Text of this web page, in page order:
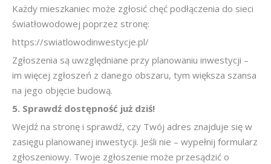
Każdy mieszkaniec może zgłosić chęć podłączenia do sieci
światłowodowej poprzez stronę:
https://swiatlowodinwestycje.pl/
Zgłoszenia są uwzględniane przy planowaniu inwestycji –
im więcej zgłoszeń z danego obszaru, tym większa szansa
na jego objęcie budową.
5. Sprawdź dostępność już dziś!
Wejdź na stronę i sprawdź, czy Twój adres znajduje się w
zasięgu planowanej inwestycji. Jeśli nie – wypełnij formularz
zgłoszeniowy. Twoje zgłoszenie może przesądzić o